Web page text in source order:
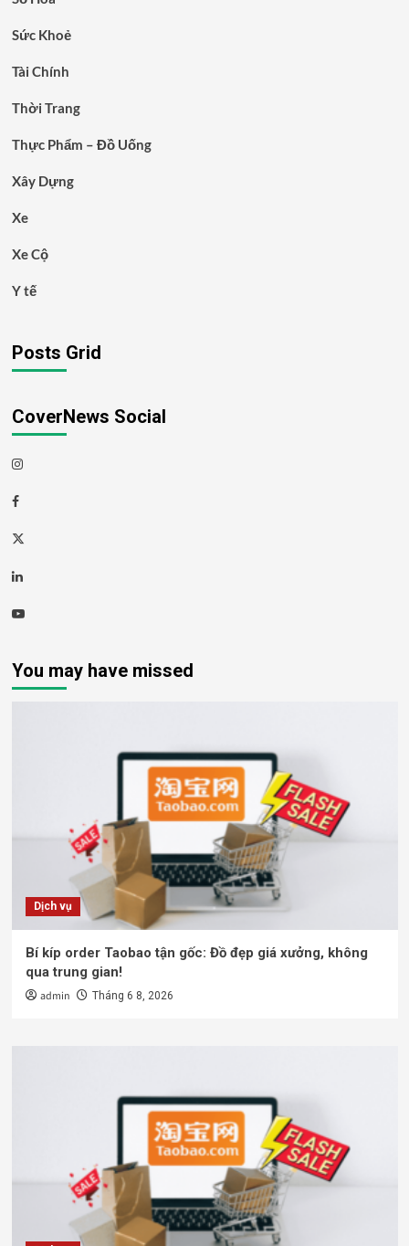
Sức Khoẻ
Tài Chính
Thời Trang
Thực Phẩm – Đồ Uống
Xây Dựng
Xe
Xe Cộ
Y tế
Posts Grid
CoverNews Social
Instagram
Facebook
Twitter
Linkedin
Youtube
You may have missed
Dịch vụ
Bí kíp order Taobao tận gốc: Đồ đẹp giá xưởng, không
qua trung gian!
admin Tháng 6 8, 2026